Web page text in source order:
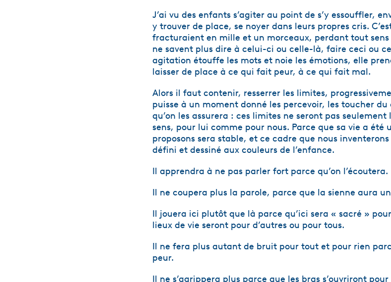
J’ai vu des enfants s’agiter au point de s’y essouffler,
y trouver de place, se noyer dans leurs propres cris.
fracturaient en mille et un morceaux, perdant tout sens
ne savent plus dire à celui-ci ou celle-là, faire ceci ou
agitation étouffe les mots et noie les émotions, elle
laisser de place à ce qui fait peur, à ce qui fait mal.
Alors il faut contenir, resserrer les limites,
puisse à un moment donné les percevoir, les toucher
qu’on les assurera : ces limites ne seront pas
sens, pour lui comme pour nous. Parce que sa vie a été
proposons sera stable, et ce cadre que nous
défini et dessiné aux couleurs de l’enfance.
Il apprendra à ne pas parler fort parce qu’on l’écoutera.
Il ne coupera plus la parole, parce que la sienne aura
Il jouera ici plutôt que là parce qu’ici sera « sacré »
lieux de vie seront pour d’autres ou pour tous.
Il ne fera plus autant de bruit pour tout et pour rien
peur.
Il ne s’agrippera plus parce que les bras s’ouvriront